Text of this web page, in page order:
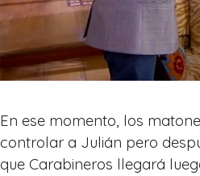
En ese momento, los
controlar a Julián pero
que Carabineros llegará